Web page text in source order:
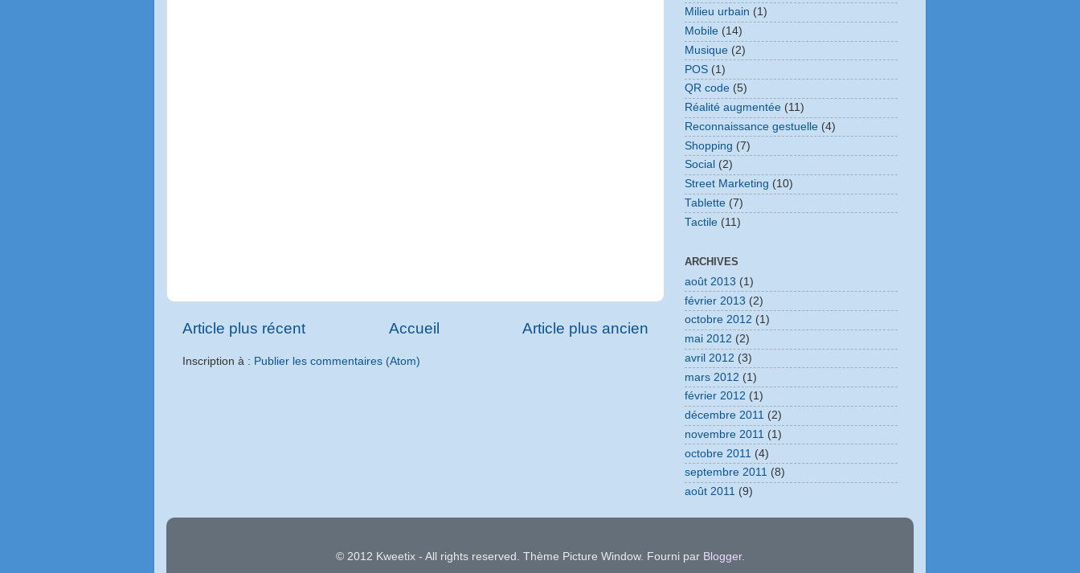
Article plus récent Article plus ancien
Accueil
Inscription à : Publier les commentaires (Atom)
Milieu urbain (1)
Mobile (14)
Musique (2)
POS (1)
QR code (5)
Réalité augmentée (11)
Reconnaissance gestuelle (4)
Shopping (7)
Social (2)
Street Marketing (10)
Tablette (7)
Tactile (11)
ARCHIVES
août 2013 (1)
février 2013 (2)
octobre 2012 (1)
mai 2012 (2)
avril 2012 (3)
mars 2012 (1)
février 2012 (1)
décembre 2011 (2)
novembre 2011 (1)
octobre 2011 (4)
septembre 2011 (8)
août 2011 (9)
© 2012 Kweetix - All rights reserved. Thème Picture Window. Fourni par Blogger.